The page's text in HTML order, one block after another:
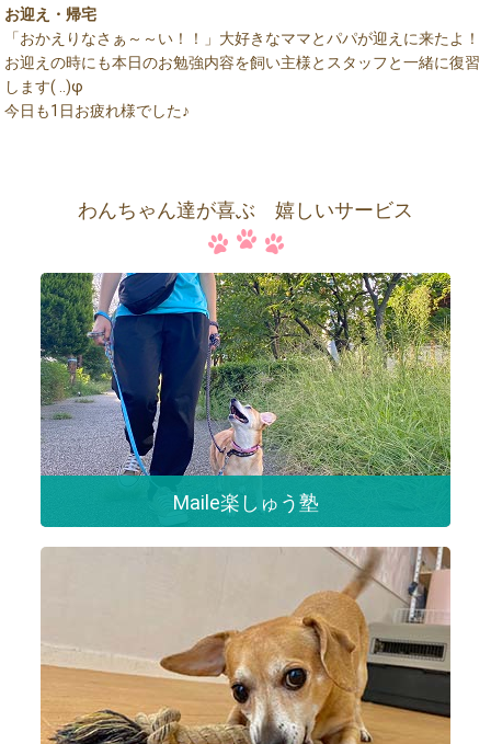
お迎え・帰宅
「おかえりなさぁ～～い！！」大好きなママとパパが迎えに来たよ！
お迎えの時にも本日のお勉強内容を飼い主様とスタッフと一緒に復習
します( ..)φ
今日も1日お疲れ様でした♪
わんちゃん達が喜ぶ 嬉しいサービス
Maile楽しゅう塾